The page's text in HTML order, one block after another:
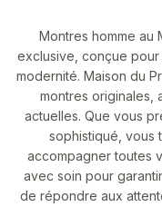
Montres Homme
DÉCOUVRIR NOS
Montres homme au
exclusive, conçue
modernité. Maison du
montres originales,
actuelles. Que vous
sophistiqué, vous
accompagner toutes
avec soin pour
de répondre aux